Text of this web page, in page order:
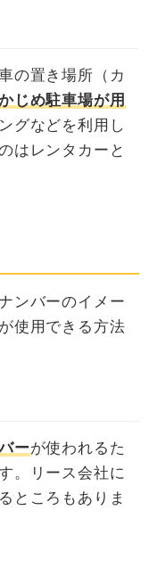
の置き場所（カ
じめ駐車場が用
グなどを利用し
はレンタカーと
ンバーのイメー
使用できる方法
ーが使われるた
。リース会社に
ところもありま